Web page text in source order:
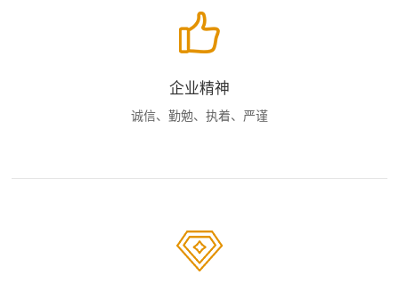
企业精神
诚信、勤勉、执着、严谨